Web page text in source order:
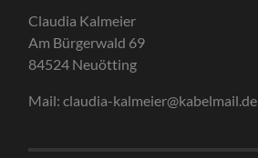
Claudia Kalmeier
Am Bürgerwald 69
84524 Neuötting
Mail: claudia-kalmeier@kabelmail.de